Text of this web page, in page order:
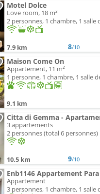
Motel Dolce
Love room, 18 m²
2 personnes, 1 chambre, 1 salle
7.9 km 8/10
Maison Come On
Appartement, 11 m²
1 personne, 1 chambre, 1 salle
9.1 km
3 appartements
2 personnes (total 6 personnes)
10.5 km 9/10
Appartement
3 personnes, 1 chambre, 1 salle